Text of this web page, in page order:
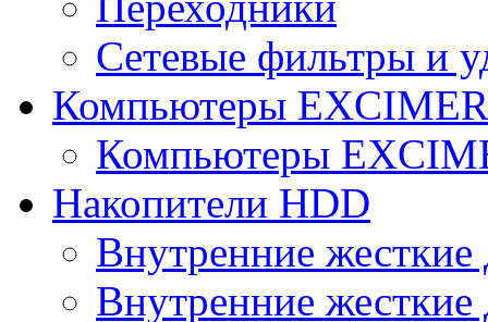
Сетевые фильтры и
Компьютеры
Компьютеры
Накопители HDD
Внутренние
Внутренние